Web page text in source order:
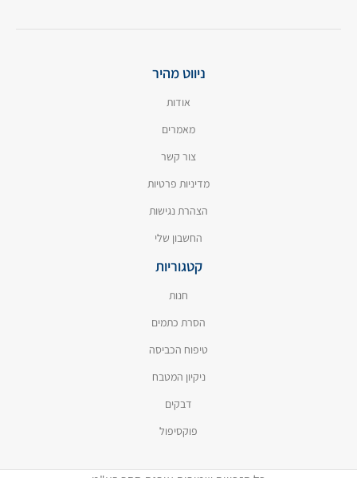
ניווט מהיר
אודות
מאמרים
צור קשר
מדיניות פרטיות
הצהרת נגישות
החשבון שלי
קטגוריות
חנות
הסרת כתמים
טיפוח הכביסה
ניקיון המטבח
דבקים
פוקסיפול